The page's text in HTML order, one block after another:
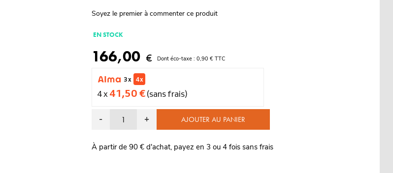
Soyez le premier à commenter ce produit
EN STOCK
166,00 € Dont éco-taxe : 0,90 € TTC
3 x 4 x
4 x 41,50 €(sans frais)
- + AJOUTER AU PANIER
À partir de 90 € d'achat, payez en 3 ou 4 fois sans frais